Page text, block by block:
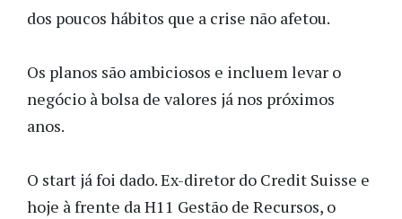
dos poucos hábitos que a crise não afetou.
Os planos são ambiciosos e incluem levar o
negócio à bolsa de valores já nos próximos
anos.
O start já foi dado. Ex-diretor do Credit Suisse e
hoje à frente da H11 Gestão de Recursos, o